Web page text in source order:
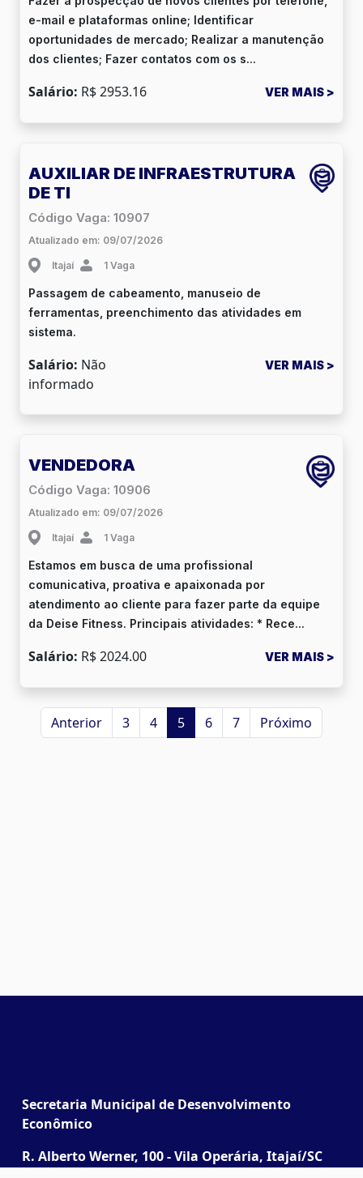
e-mail e plataformas online; Identificar
oportunidades de mercado; Realizar a manutenção
dos clientes; Fazer contatos com os s...
Salário: R$ 2953.16 VER MAIS >
AUXILIAR DE INFRAESTRUTURA
DE TI
Código Vaga: 10907
Atualizado em: 09/07/2026
Itajaí 1 Vaga
Passagem de cabeamento, manuseio de
ferramentas, preenchimento das atividades em
sistema.
Salário: Não
informado
VER MAIS >
VENDEDORA
Código Vaga: 10906
Atualizado em: 09/07/2026
Itajaí 1 Vaga
Estamos em busca de uma profissional
comunicativa, proativa e apaixonada por
atendimento ao cliente para fazer parte da equipe
da Deise Fitness. Principais atividades: * Rece...
Salário: R$ 2024.00 VER MAIS >
Anterior 3 4 5 6 7 Próximo
Secretaria Municipal de Desenvolvimento
Econômico
R. Alberto Werner, 100 - Vila Operária, Itajaí/SC